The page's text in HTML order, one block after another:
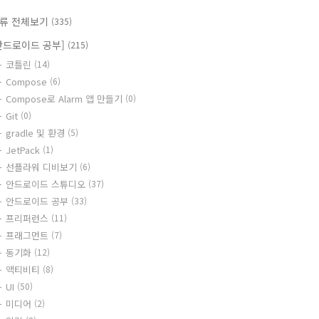
전체보기 (335)
드로이드 공부] (215)
코틀린 (14)
Compose (6)
Compose로 Alarm 앱 만들기 (0)
Git (0)
gradle 및 환경 (5)
JetPack (1)
선플라워 디비보기 (6)
안드로이드 스튜디오 (37)
안드로이드 공부 (33)
프리퍼런스 (11)
프래그먼트 (7)
동기화 (12)
액티비티 (8)
UI (50)
미디어 (2)